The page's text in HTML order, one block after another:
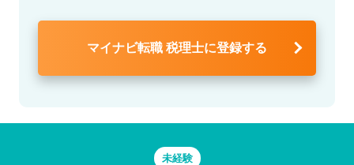
マイナビ転職 税理士に登録する
未経験